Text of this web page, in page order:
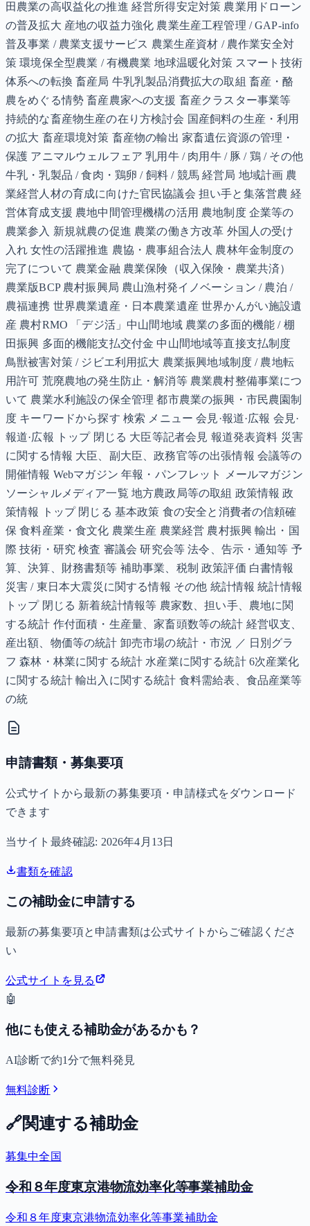
田農業の高収益化の推進 経営所得安定対策 農業用ドローン
の普及拡大 産地の収益力強化 農業生産工程管理 / GAP-info
普及事業 / 農業支援サービス 農業生産資材 / 農作業安全対
策 環境保全型農業 / 有機農業 地球温暖化対策 スマート技術
体系への転換 畜産局 牛乳乳製品消費拡大の取組 畜産・酪
農をめぐる情勢 畜産農家への支援 畜産クラスター事業等
持続的な畜産物生産の在り方検討会 国産飼料の生産・利用
の拡大 畜産環境対策 畜産物の輸出 家畜遺伝資源の管理・
保護 アニマルウェルフェア 乳用牛 / 肉用牛 / 豚 / 鶏 / その他
牛乳・乳製品 / 食肉・鶏卵 / 飼料 / 競馬 経営局 地域計画 農
業経営人材の育成に向けた官民協議会 担い手と集落営農 経
営体育成支援 農地中間管理機構の活用 農地制度 企業等の
農業参入 新規就農の促進 農業の働き方改革 外国人の受け
入れ 女性の活躍推進 農協・農事組合法人 農林年金制度の
完了について 農業金融 農業保険（収入保険・農業共済）
農業版BCP 農村振興局 農山漁村発イノベーション / 農泊 /
農福連携 世界農業遺産・日本農業遺産 世界かんがい施設遺
産 農村RMO 「デジ活」中山間地域 農業の多面的機能 / 棚
田振興 多面的機能支払交付金 中山間地域等直接支払制度
鳥獣被害対策 / ジビエ利用拡大 農業振興地域制度 / 農地転
用許可 荒廃農地の発生防止・解消等 農業農村整備事業につ
いて 農業水利施設の保全管理 都市農業の振興・市民農園制
度 キーワードから探す 検索 メニュー 会見·報道·広報 会見·
報道·広報 トップ 閉じる 大臣等記者会見 報道発表資料 災害
に関する情報 大臣、副大臣、政務官等の出張情報 会議等の
開催情報 Webマガジン 年報・パンフレット メールマガジン
ソーシャルメディア一覧 地方農政局等の取組 政策情報 政
策情報 トップ 閉じる 基本政策 食の安全と消費者の信頼確
保 食料産業・食文化 農業生産 農業経営 農村振興 輸出・国
際 技術・研究 検査 審議会 研究会等 法令、告示・通知等 予
算、決算、財務書類等 補助事業、税制 政策評価 白書情報
災害 / 東日本大震災に関する情報 その他 統計情報 統計情報
トップ 閉じる 新着統計情報等 農家数、担い手、農地に関
する統計 作付面積・生産量、家畜頭数等の統計 経営収支、
産出額、物価等の統計 卸売市場の統計・市況 ／ 日別グラ
フ 森林・林業に関する統計 水産業に関する統計 6次産業化
に関する統計 輸出入に関する統計 食料需給表、食品産業等
の統
申請書類・募集要項
公式サイトから最新の募集要項・申請様式をダウンロード
できます
当サイト最終確認: 2026年4月13日
書類を確認
この補助金に申請する
最新の募集要項と申請書類は公式サイトからご確認くださ
い
公式サイトを見る
🤖
他にも使える補助金があるかも？
AI診断で約1分で無料発見
無料診断
🔗関連する補助金
募集中全国
令和８年度東京港物流効率化等事業補助金
令和８年度東京港物流効率化等事業補助金